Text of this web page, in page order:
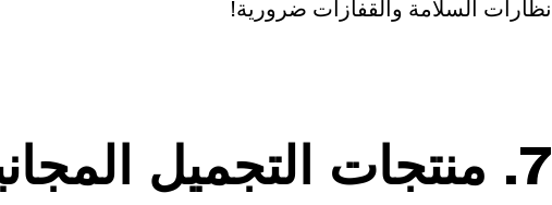
نظارات السلامة والقفازات ضرورية!
7. منتجات التجميل المجانية والخصومات